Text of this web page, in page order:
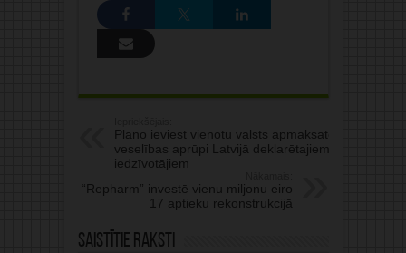
Plāno ieviest vienotu valsts apmaksāto
veselības aprūpi Latvijā deklarētajiem
iedzīvotājiem
“Repharm” investē vienu miljonu eiro
17 aptieku rekonstrukcijā
Saistītie raksti